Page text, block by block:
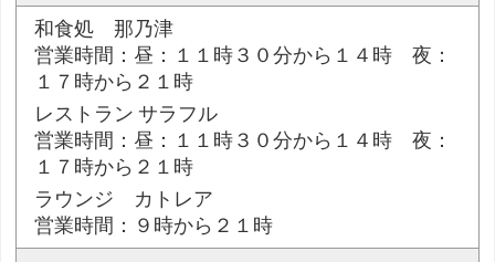
和食処 那乃津
営業時間：昼：１１時３０分から１４時 夜：
１７時から２１時
レストラン サラフル
営業時間：昼：１１時３０分から１４時 夜：
１７時から２１時
ラウンジ カトレア
営業時間：９時から２１時